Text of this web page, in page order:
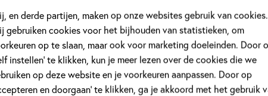
en derde partijen, maken op onze websites gebruik van cookies.
gebruiken cookies voor het bijhouden van statistieken, om
op te slaan, maar ook voor marketing doeleinden. Door
instellen’ te klikken, kun je meer lezen over de cookies die we
op deze website en je voorkeuren aanpassen. Door op
en doorgaan’ te klikken, ga je akkoord met het gebruik